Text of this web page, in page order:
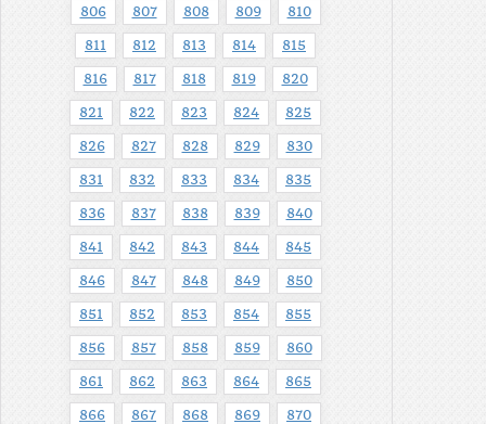
806 807 808 809 810
811 812 813 814 815
816 817 818 819 820
821 822 823 824 825
826 827 828 829 830
831 832 833 834 835
836 837 838 839 840
841 842 843 844 845
846 847 848 849 850
851 852 853 854 855
856 857 858 859 860
861 862 863 864 865
866 867 868 869 870